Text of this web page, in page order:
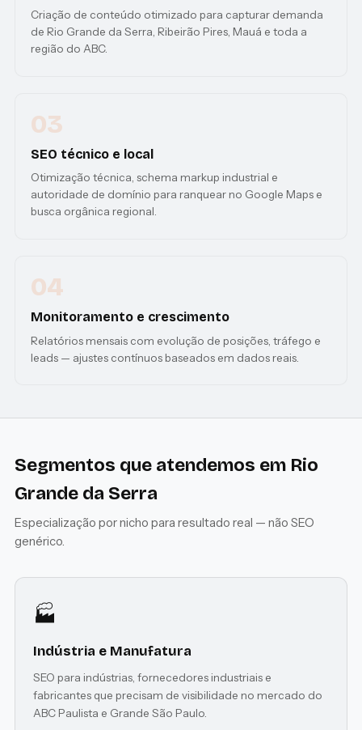
Criação de conteúdo otimizado para capturar demanda
de Rio Grande da Serra, Ribeirão Pires, Mauá e toda a
região do ABC.
03
SEO técnico e local
Otimização técnica, schema markup industrial e
autoridade de domínio para ranquear no Google Maps e
busca orgânica regional.
04
Monitoramento e crescimento
Relatórios mensais com evolução de posições, tráfego e
leads — ajustes contínuos baseados em dados reais.
Segmentos que atendemos em Rio
Grande da Serra
Especialização por nicho para resultado real — não SEO
genérico.
🏭
Indústria e Manufatura
SEO para indústrias, fornecedores industriais e
fabricantes que precisam de visibilidade no mercado do
ABC Paulista e Grande São Paulo.